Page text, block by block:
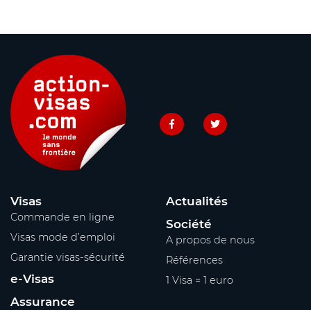
Visas
Commande en ligne
Visas mode d’emploi
Garantie visas-sécurité
e-Visas
Assurance
Actualités
Société
A propos de nous
Références
1 Visa = 1 euro